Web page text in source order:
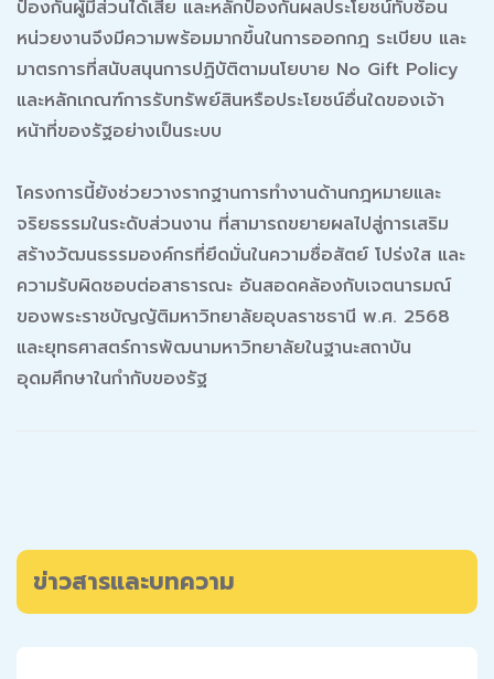
ป้องกันผู้มีส่วนได้เสีย และหลักป้องกันผลประโยชน์ทับซ้อน
หน่วยงานจึงมีความพร้อมมากขึ้นในการออกกฎ ระเบียบ และ
มาตรการที่สนับสนุนการปฏิบัติตามนโยบาย No Gift Policy
และหลักเกณฑ์การรับทรัพย์สินหรือประโยชน์อื่นใดของเจ้า
หน้าที่ของรัฐอย่างเป็นระบบ
โครงการนี้ยังช่วยวางรากฐานการทำงานด้านกฎหมายและ
จริยธรรมในระดับส่วนงาน ที่สามารถขยายผลไปสู่การเสริม
สร้างวัฒนธรรมองค์กรที่ยึดมั่นในความซื่อสัตย์ โปร่งใส และ
ความรับผิดชอบต่อสาธารณะ อันสอดคล้องกับเจตนารมณ์
ของพระราชบัญญัติมหาวิทยาลัยอุบลราชธานี พ.ศ. 2568
และยุทธศาสตร์การพัฒนามหาวิทยาลัยในฐานะสถาบัน
อุดมศึกษาในกำกับของรัฐ
ข่าวสารและบทความ